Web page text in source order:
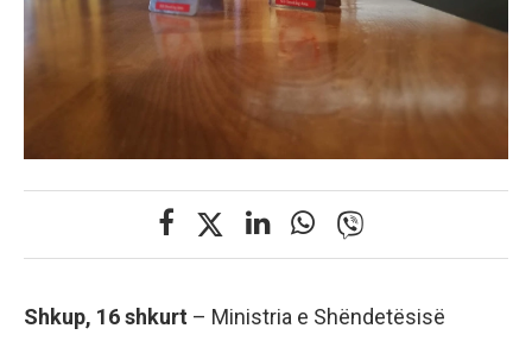
Shkup, 16 shkurt – Ministria e Shëndetësisë